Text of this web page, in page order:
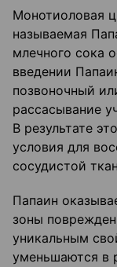
Монотиоловая
называемая
млечного сока
введении
позвоночный
рассасывание
В результате
условия для
сосудистой
Папаин
зоны
уникальным
уменьшаются в